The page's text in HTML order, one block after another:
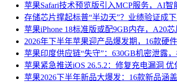
苹果Safari技术预览版引入MCP服务，AI
存储芯片撑起标普“半边天”？业绩验证成
苹果iPhone 18标准版或配9GB内存，A20
2026年下半年苹果迎产品爆发期，16款硬
苹果印度供应链“失守”：630GB机密泄露
苹果紧急推送iOS 26.5.2：修复充电漏洞 优
苹果2026下半年新品大爆发：16款新品涵